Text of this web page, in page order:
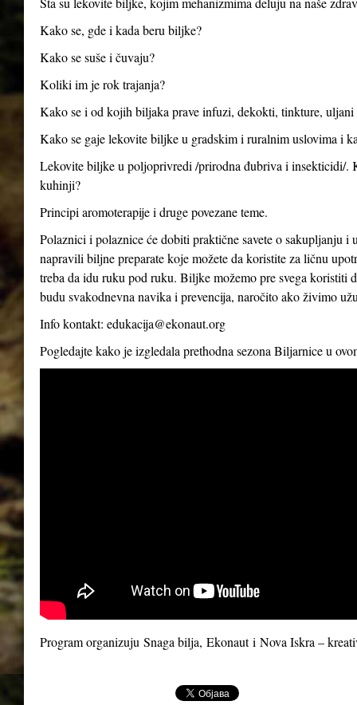
Kako se, gde i kada beru biljke?
Kako se suše i čuvaju?
Koliki im je rok trajanja?
Kako se i od kojih biljaka prave infuzi, dekokti, tinkture, uljani
Kako se gaje lekovite biljke u gradskim i ruralnim uslovima i
Lekovite biljke u poljoprivredi /prirodna đubriva i insekticidi/.
kuhinji?
Principi aromoterapije i druge povezane teme.
Polaznici i polaznice će dobiti praktične savete o sakupljanju
napravili biljne preparate koje možete da koristite za ličnu
treba da idu ruku pod ruku. Biljke možemo pre svega koristiti
budu svakodnevna navika i prevencija, naročito ako živimo
Info kontakt: edukacija@ekonaut.org
Pogledajte kako je izgledala prethodna sezona Biljarnice u
Program organizuju Snaga bilja, Ekonauti Nova Iskra –